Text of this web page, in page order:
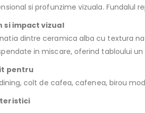
si profunzime vizuala. Fundalul
si impact vizual
dintre ceramica alba cu textura
in miscare, oferind tabloului
pentru
colt de cafea, cafenea, birou